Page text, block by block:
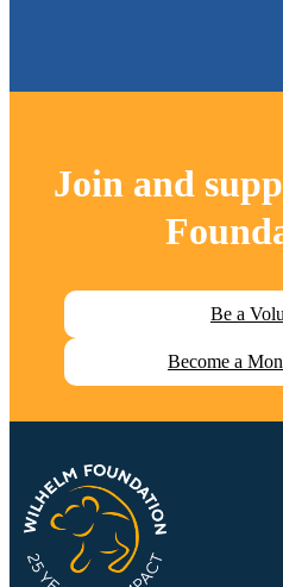
Join and
Be a
Become a